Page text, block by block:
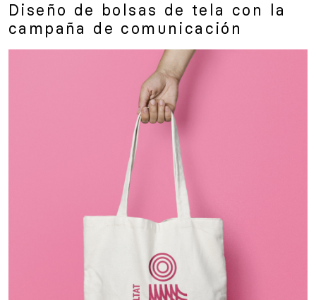
Diseño de bolsas de tela con la
campaña de comunicación